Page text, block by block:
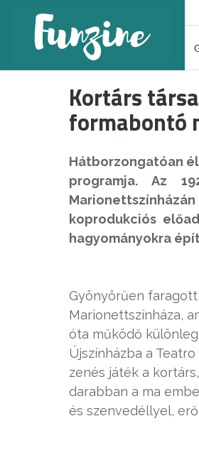
Kortárs
formabontó
Hátborzongatóan
programja. Az
koprodukciós
hagyományokra
Gyönyörűen
Marionettszínháza,
óta működő
Újszínházba a
zenés játék a
darabban a ma
és szenvedéllyel,